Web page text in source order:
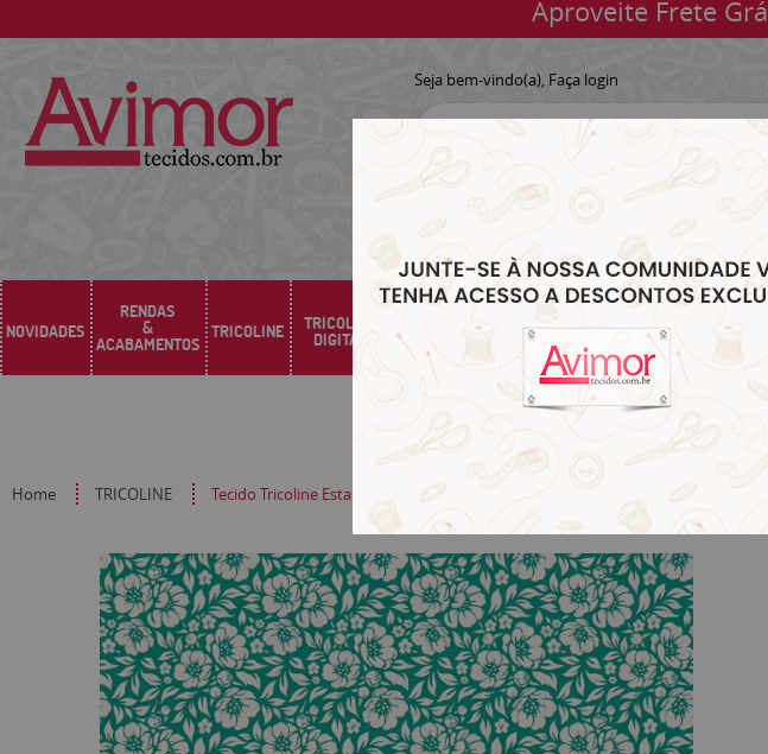
Aproveite Frete
Seja bem-vindo(a), Faça login
NOVIDADES
RENDAS
&
ACABAMENTOS
TRICOLINE TRICOLINE
DIGITAL SARJA SINTÉTICOS &
CHITÃO
&
TRICÔ
TECIDOS E
Home TRICOLINE Tecido Tricoline Estampado Floral Desenhado Fundo Verde 1177v129